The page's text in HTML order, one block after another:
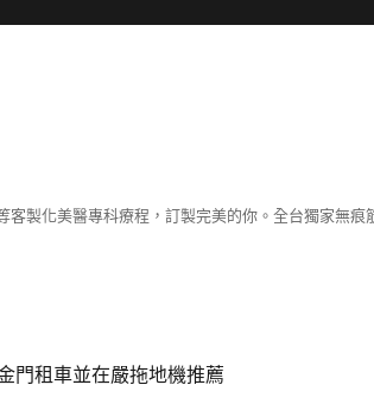
製化美醫專科療程，訂製完美的你。全台獨家無痕
門租車並在嚴拖地機推薦